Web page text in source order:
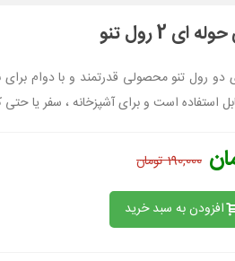
2 رول تنو
دو رول تنو محصولی قدرتمند و با دوام
استفاده است و برای آشپزخانه ، سفر یا
190,000 تومان
افزودن به سبد خرید